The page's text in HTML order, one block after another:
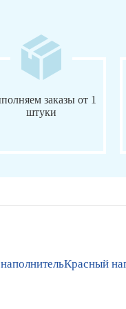
заказы от 1
штуки
Красный